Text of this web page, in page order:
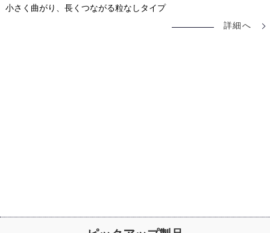
小さく曲がり、長くつながる粒なしタイプ
詳細へ